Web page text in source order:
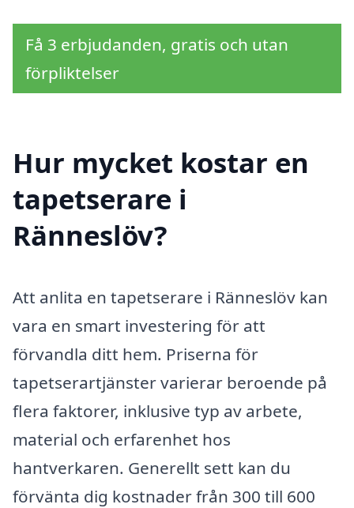
Få 3 erbjudanden, gratis och utan
förpliktelser
Hur mycket kostar en
tapetserare i
Ränneslöv?
Att anlita en tapetserare i Ränneslöv kan
vara en smart investering för att
förvandla ditt hem. Priserna för
tapetserartjänster varierar beroende på
flera faktorer, inklusive typ av arbete,
material och erfarenhet hos
hantverkaren. Generellt sett kan du
förvänta dig kostnader från 300 till 600